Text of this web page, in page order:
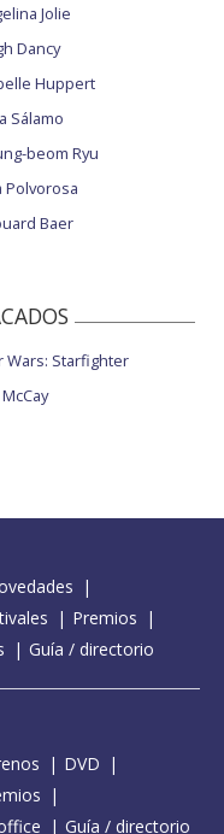
Jolie
Dancy
Huppert
Sálamo
beom Ryu
Polvorosa
Baer
Wars: Starfighter
Premios
Guía / directorio
DVD
Guía / directorio